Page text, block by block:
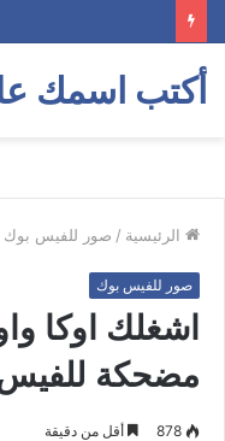
أكتب اسمك
الرئيسية / صور للفيس بوك
صور للفيس بوك
اشغلك اوكا
مضحكة
878 أقل من دقيقة